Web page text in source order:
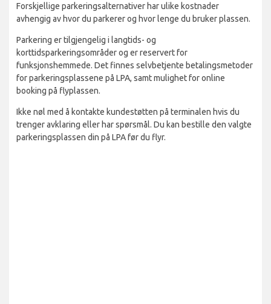
Forskjellige parkeringsalternativer har ulike kostnader
avhengig av hvor du parkerer og hvor lenge du bruker plassen.
Parkering er tilgjengelig i langtids- og
korttidsparkeringsområder og er reservert for
funksjonshemmede. Det finnes selvbetjente betalingsmetoder
for parkeringsplassene på LPA, samt mulighet for online
booking på flyplassen.
Ikke nøl med å kontakte kundestøtten på terminalen hvis du
trenger avklaring eller har spørsmål. Du kan bestille den valgte
parkeringsplassen din på LPA før du flyr.